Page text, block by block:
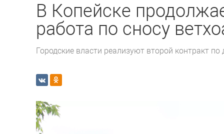
В Копейске
работа по сносу
Городские власти реализуют второй контракт